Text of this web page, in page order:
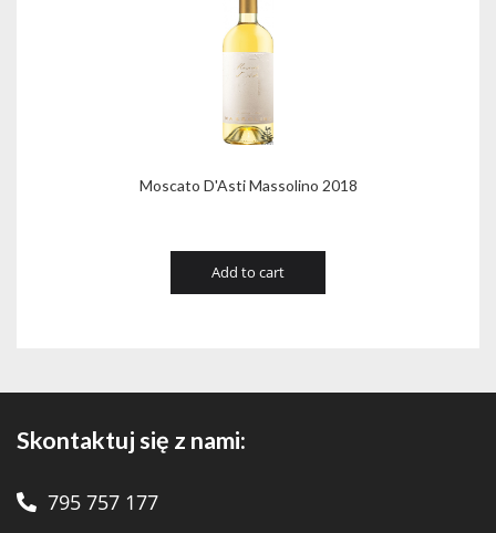
Moscato D'Asti Massolino 2018
Add to cart
Skontaktuj się z nami:
795 757 177